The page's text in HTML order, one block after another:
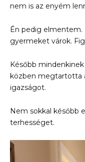
nem is az enyém
Én pedig
gyermeket várok.
Később
közben megtartotta
igazságot.
Nem sokkal később
terhességet.